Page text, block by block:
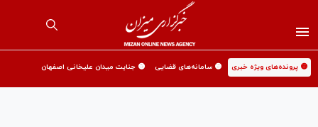
🟡 پرونده‌های ویژه خبری 🟡 سامانه‌های قضایی 🟡 جنایت میدان علیخانی اصفهان